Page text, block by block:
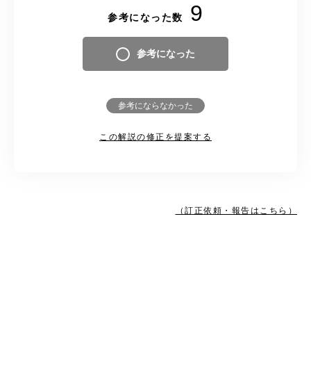
参考になった数 9
参考になった
参考にならなかった
この解説の修正を提案する
（訂正依頼・報告はこちら）